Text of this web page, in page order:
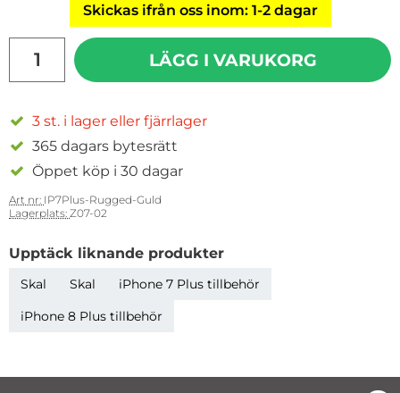
Skickas ifrån oss inom: 1-2 dagar
LÄGG I VARUKORG
3 st. i lager eller fjärrlager
365 dagars bytesrätt
Öppet köp i 30 dagar
Art nr: IP7Plus-Rugged-Guld
Lagerplats: Z07-02
Upptäck liknande produkter
Skal Skal
iPhone 7 Plus tillbehör
iPhone 8 Plus tillbehör